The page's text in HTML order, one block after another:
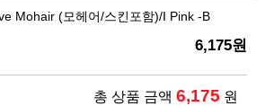
Mohair (모헤어/스킨포함)/I Pink -B
6,175원
총 상품 금액 6,175 원